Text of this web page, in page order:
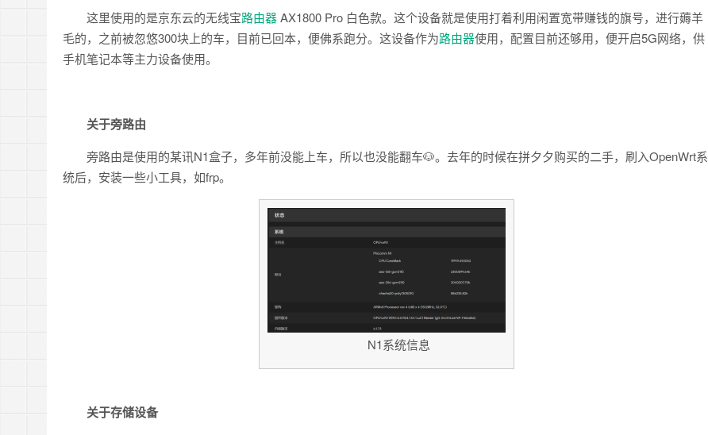
这里使用的是京东云的无线宝路由器AX1800 Pro 白色款。这个设备就是使用打着利用闲置宽带赚钱的旗号，进行薅羊
毛的，之前被忽悠300块上的车，目前已回本，便佛系跑分。这设备作为路由器使用，配置目前还够用，便开启5G网络，供
手机笔记本等主力设备使用。
关于旁路由
旁路由是使用的某讯N1盒子，多年前没能上车，所以也没能翻车🐶。去年的时候在拼夕夕购买的二手，刷入OpenWrt系
统后，安装一些小工具，如frp。
N1系统信息
关于存储设备